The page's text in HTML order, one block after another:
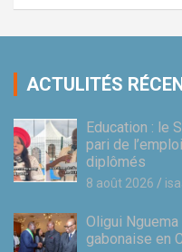
ACTULITÉS
Education : le
pari de
diplômés
8 août 2026
Oligui
gabonaise en